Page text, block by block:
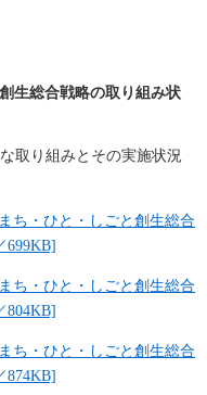
生総合戦略の取り組み状
取り組みとその実施状況
ち・ひと・しごと創生総合
699KB]
ち・ひと・しごと創生総合
804KB]
ち・ひと・しごと創生総合
874KB]